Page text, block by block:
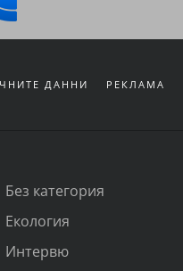
ДАННИ РЕКЛАМА
Без категория
Екология
Интервю